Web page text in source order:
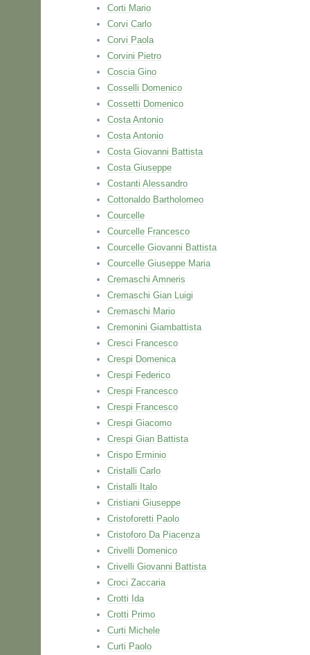
Corti Mario
Corvi Carlo
Corvi Paola
Corvini Pietro
Coscia Gino
Cosselli Domenico
Cossetti Domenico
Costa Antonio
Costa Antonio
Costa Giovanni Battista
Costa Giuseppe
Costanti Alessandro
Cottonaldo Bartholomeo
Courcelle
Courcelle Francesco
Courcelle Giovanni Battista
Courcelle Giuseppe Maria
Cremaschi Amneris
Cremaschi Gian Luigi
Cremaschi Mario
Cremonini Giambattista
Cresci Francesco
Crespi Domenica
Crespi Federico
Crespi Francesco
Crespi Francesco
Crespi Giacomo
Crespi Gian Battista
Crispo Erminio
Cristalli Carlo
Cristalli Italo
Cristiani Giuseppe
Cristoforetti Paolo
Cristoforo Da Piacenza
Crivelli Domenico
Crivelli Giovanni Battista
Croci Zaccaria
Crotti Ida
Crotti Primo
Curti Michele
Curti Paolo